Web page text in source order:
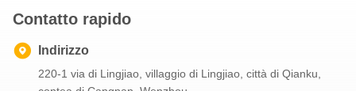
Contatto rapido
Indirizzo
220-1 via di Lingjiao, villaggio di Lingjiao, città di Qianku,